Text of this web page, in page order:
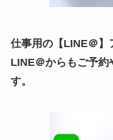
仕事用の【LINE＠】
LINE＠からもご予約
す。